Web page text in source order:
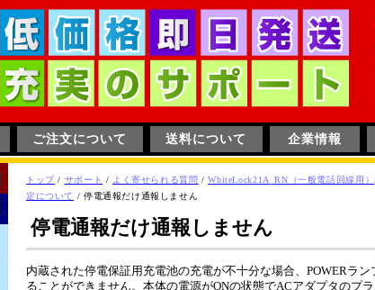
ご注文について 送料について 企業情報
現
在
位
トップ/ サポート / よく寄せられる質問 /WhiteLock21A_RN（一般電話回線用）
定について / 停電通報だけ通報しません
停電通報だけ通報しません
内蔵された停電保証用充電池の充電が不十分な場合、POWERラ
ることができません。本体の電源がONの状態でACアダプタのプ